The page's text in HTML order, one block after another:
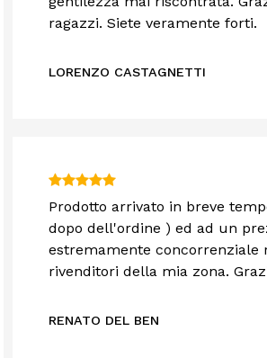
ragazzi. Siete veramente forti.
LORENZO CASTAGNETTI
Prodotto arrivato in breve
dopo dell'ordine ) ed ad un
estremamente concorrenziale
rivenditori della mia zona.
RENATO DEL BEN